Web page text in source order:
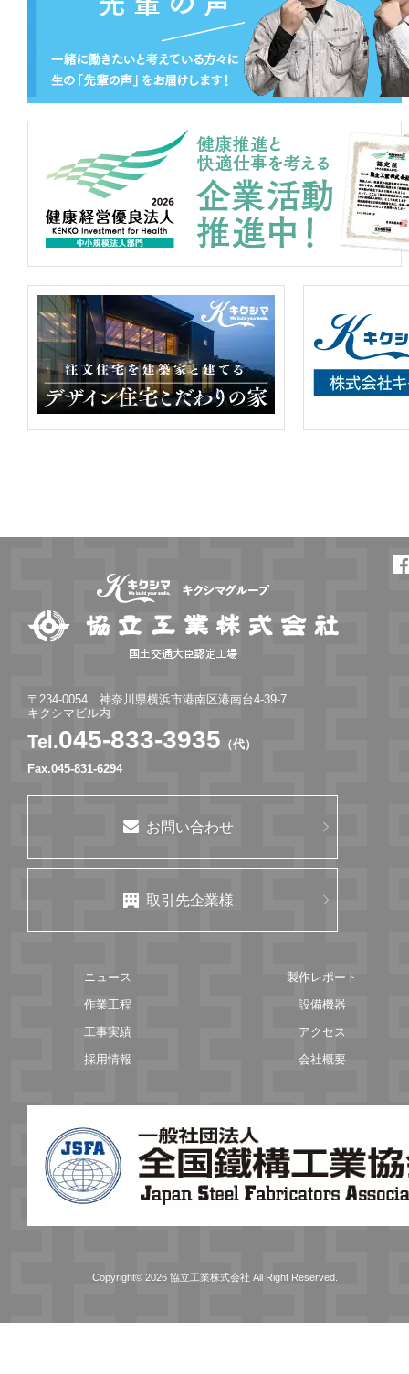
〒234-0054 神奈川県横浜市港南区港南台4-39-7
キクシマビル内
Tel.045-833-3935 （代）
Fax.045-831-6294
お問い合わせ
取引先企業様
ニュース
製作レポート
作業工程
設備機器
工事実績
アクセス
採用情報
会社概要
Copyright© 2026 協立工業株式会社 All Right Reserved.